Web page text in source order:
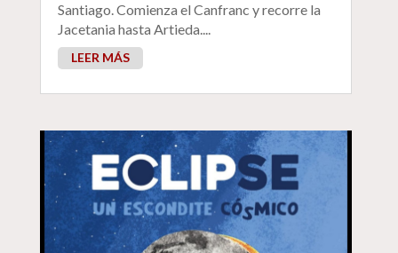
Santiago. Comienza el Canfranc y recorre la
Jacetania hasta Artieda....
LEER MÁS